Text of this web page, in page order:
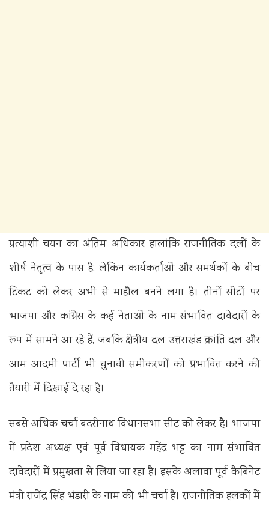
प्रत्याशी चयन का अंतिम अधिकार हालांकि राजनीतिक दलों के
शीर्ष नेतृत्व के पास है, लेकिन कार्यकर्ताओं और समर्थकों के बीच
टिकट को लेकर अभी से माहौल बनने लगा है। तीनों सीटों पर
भाजपा और कांग्रेस के कई नेताओं के नाम संभावित दावेदारों के
रूप में सामने आ रहे हैं, जबकि क्षेत्रीय दल उत्तराखंड क्रांति दल और
आम आदमी पार्टी भी चुनावी समीकरणों को प्रभावित करने की
तैयारी में दिखाई दे रहा है।
सबसे अधिक चर्चा बदरीनाथ विधानसभा सीट को लेकर है। भाजपा
में प्रदेश अध्यक्ष एवं पूर्व विधायक महेंद्र भट्ट का नाम संभावित
दावेदारों में प्रमुखता से लिया जा रहा है। इसके अलावा पूर्व कैबिनेट
मंत्री राजेंद्र सिंह भंडारी के नाम की भी चर्चा है। राजनीतिक हलकों में